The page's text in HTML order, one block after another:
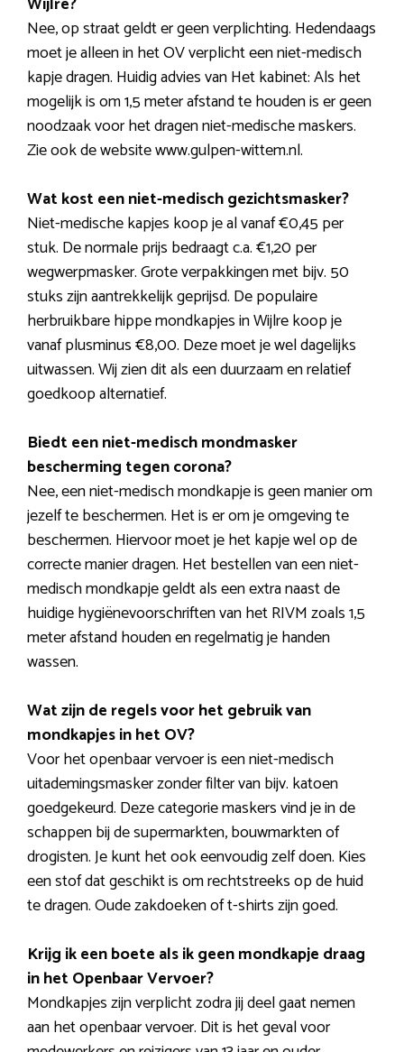
Nee, op straat geldt er geen verplichting. Hedendaags
moet je alleen in het OV verplicht een niet-medisch
kapje dragen. Huidig advies van Het kabinet: Als het
mogelijk is om 1,5 meter afstand te houden is er geen
noodzaak voor het dragen niet-medische maskers.
Zie ook de website www.gulpen-wittem.nl.
Wat kost een niet-medisch gezichtsmasker?
Niet-medische kapjes koop je al vanaf €0,45 per
stuk. De normale prijs bedraagt c.a. €1,20 per
wegwerpmasker. Grote verpakkingen met bijv. 50
stuks zijn aantrekkelijk geprijsd. De populaire
herbruikbare hippe mondkapjes in Wijlre koop je
vanaf plusminus €8,00. Deze moet je wel dagelijks
uitwassen. Wij zien dit als een duurzaam en relatief
goedkoop alternatief.
Biedt een niet-medisch mondmasker
bescherming tegen corona?
Nee, een niet-medisch mondkapje is geen manier om
jezelf te beschermen. Het is er om je omgeving te
beschermen. Hiervoor moet je het kapje wel op de
correcte manier dragen. Het bestellen van een niet-
medisch mondkapje geldt als een extra naast de
huidige hygiënevoorschriften van het RIVM zoals 1,5
meter afstand houden en regelmatig je handen
wassen.
Wat zijn de regels voor het gebruik van
mondkapjes in het OV?
Voor het openbaar vervoer is een niet-medisch
uitademingsmasker zonder filter van bijv. katoen
goedgekeurd. Deze categorie maskers vind je in de
schappen bij de supermarkten, bouwmarkten of
drogisten. Je kunt het ook eenvoudig zelf doen. Kies
een stof dat geschikt is om rechtstreeks op de huid
te dragen. Oude zakdoeken of t-shirts zijn goed.
Krijg ik een boete als ik geen mondkapje draag
in het Openbaar Vervoer?
Mondkapjes zijn verplicht zodra jij deel gaat nemen
aan het openbaar vervoer. Dit is het geval voor